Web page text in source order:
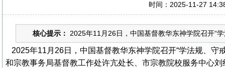
时间：2025-11-27
核心提示： 2025年11月26日，中国基督教华东神学院召开“
2025年11月26日，中国基督教华东神学院召开“学法规、守
和宗教事务局基督教工作处许亢处长、市宗教院校服务中心